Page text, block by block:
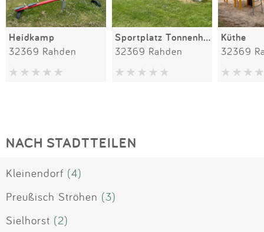
Heidkamp
32369 Rahden
Sportplatz Tonnenheide
32369 Rahden
Küthe
32369
NACH STADTTEILEN
Kleinendorf (4)
Preußisch Ströhen (3)
Sielhorst (2)